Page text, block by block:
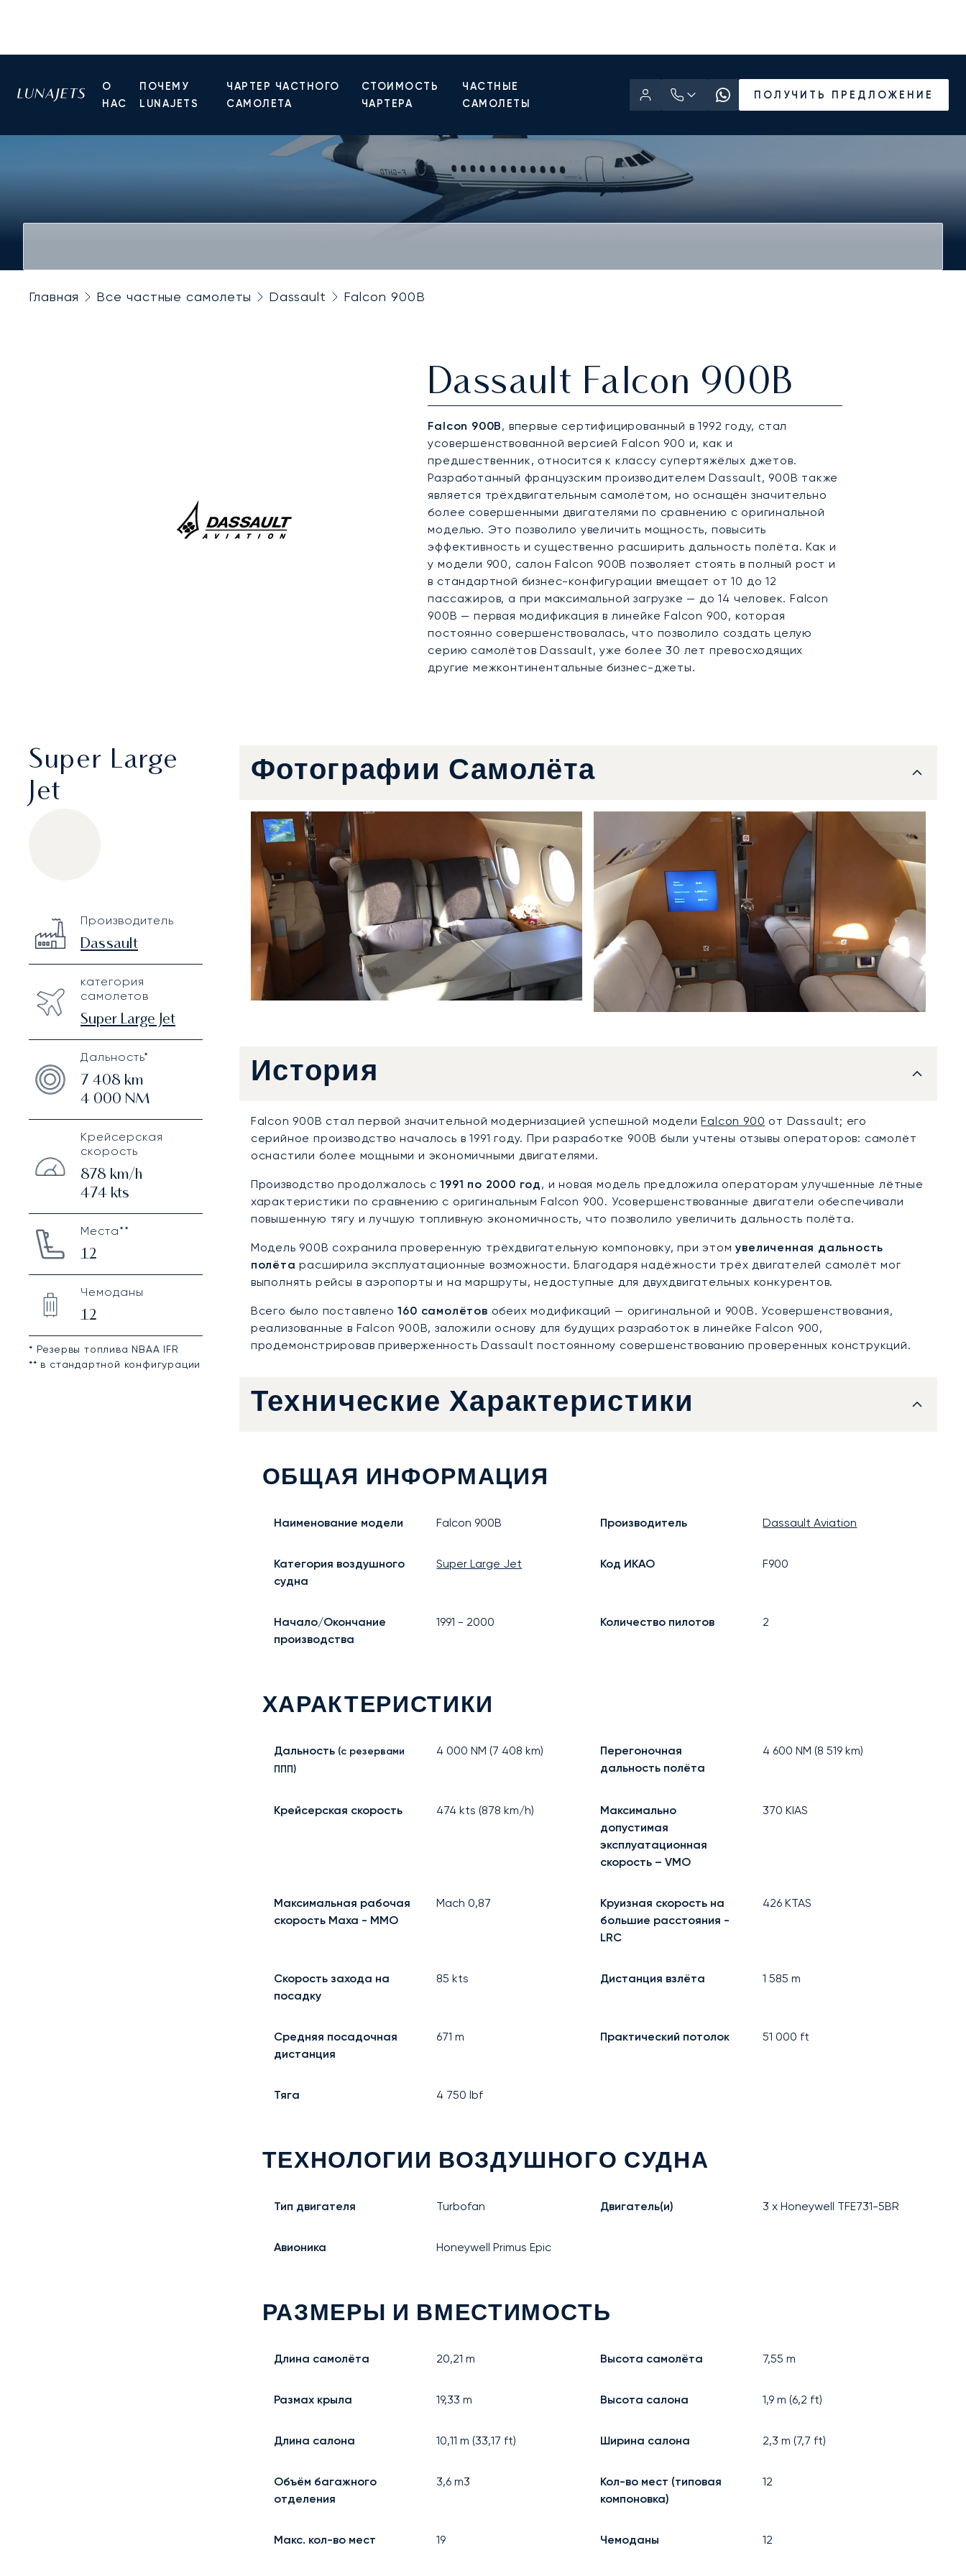
О
НАС
ПОЧЕМУ
LUNAJETS
ЧАРТЕР ЧАСТНОГО
САМОЛЕТА
СТОИМОСТЬ
ЧАРТЕРА
ЧАСТНЫЕ
САМОЛЕТЫ
ПОЛУЧИТЬ ПРЕДЛОЖЕНИЕ
Главная Все частные самолеты Dassault Falcon 900B
Dassault Falcon 900B
Falcon 900B, впервые сертифицированный в 1992 году, стал
усовершенствованной версией Falcon 900 и, как и
предшественник, относится к классу супертяжёлых джетов.
Разработанный французским производителем Dassault, 900B также
является трёхдвигательным самолётом, но оснащён значительно
более совершенными двигателями по сравнению с оригинальной
моделью. Это позволило увеличить мощность, повысить
эффективность и существенно расширить дальность полёта. Как и
у модели 900, салон Falcon 900B позволяет стоять в полный рост и
в стандартной бизнес-конфигурации вмещает от 10 до 12
пассажиров, а при максимальной загрузке — до 14 человек. Falcon
900B — первая модификация в линейке Falcon 900, которая
постоянно совершенствовалась, что позволило создать целую
серию самолётов Dassault, уже более 30 лет превосходящих
другие межконтинентальные бизнес-джеты.
Super Large
Jet
Technical specifications
Производитель
Dassault
категория
самолетов
Super Large Jet
Дальность*
7 408 km
4 000 NM
Крейсерская
скорость
878 km/h
474 kts
Места**
12
Чемоданы
12
* Резервы топлива NBAA IFR
** в стандартной конфигурации
Фотографии Самолёта
История
Falcon 900B стал первой значительной модернизацией успешной моделиFalcon 900 от Dassault; его
серийное производство началось в 1991 году. При разработке 900B были учтены отзывы операторов: самолёт
оснастили более мощными и экономичными двигателями.
Производство продолжалось с1991 по 2000 год, и новая модель предложила операторам улучшенные лётные
характеристики по сравнению с оригинальным Falcon 900. Усовершенствованные двигатели обеспечивали
повышенную тягу и лучшую топливную экономичность, что позволило увеличить дальность полёта.
Модель 900B сохранила проверенную трёхдвигательную компоновку, при этомувеличенная дальность
полёта расширила эксплуатационные возможности. Благодаря надёжности трёх двигателей самолёт мог
выполнять рейсы в аэропорты и на маршруты, недоступные для двухдвигательных конкурентов.
Всего было поставлено160 самолётов обеих модификаций — оригинальной и 900B. Усовершенствования,
реализованные в Falcon 900B, заложили основу для будущих разработок в линейке Falcon 900,
продемонстрировав приверженность Dassault постоянному совершенствованию проверенных конструкций.
Технические Характеристики
ОБЩАЯ ИНФОРМАЦИЯ
Наименование модели Falcon 900B Производитель Dassault Aviation
Категория воздушного
судна
Super Large Jet Код ИКАО F900
Начало/Окончание
производства
1991 - 2000 Количество пилотов 2
ХАРАКТЕРИСТИКИ
Дальность(с резервами
ППП)
4 000 NM (7 408 km)
Перегоночная
дальность полёта
4 600 NM (8 519 km)
Крейсерская скорость 474 kts (878 km/h)
Максимально
допустимая
эксплуатационная
скорость – VMO
370 KIAS
Максимальная рабочая
скорость Маха - MMO
Mach0,87
Круизная скорость на
большие расстояния -
LRC
426 KTAS
Скорость захода на
посадку
85 kts Дистанция взлёта 1 585 m
Средняя посадочная
дистанция
671 m Практический потолок 51 000 ft
Тяга 4 750 lbf
ТЕХНОЛОГИИ ВОЗДУШНОГО СУДНА
Тип двигателя Turbofan Двигатель(и) 3 x Honeywell TFE731-5BR
Авионика Honeywell Primus Epic
РАЗМЕРЫ И ВМЕСТИМОСТЬ
Длина самолёта 20,21 m Высота самолёта 7,55 m
Размах крыла 19,33 m Высота салона 1,9 m (6,2 ft)
Длина салона 10,11 m (33,17 ft) Ширина салона 2,3 m (7,7 ft)
Объём багажного
отделения
3,6 m3
Кол-во мест (типовая
компоновка)
12
Макс. кол-во мест 19 Чемоданы 12